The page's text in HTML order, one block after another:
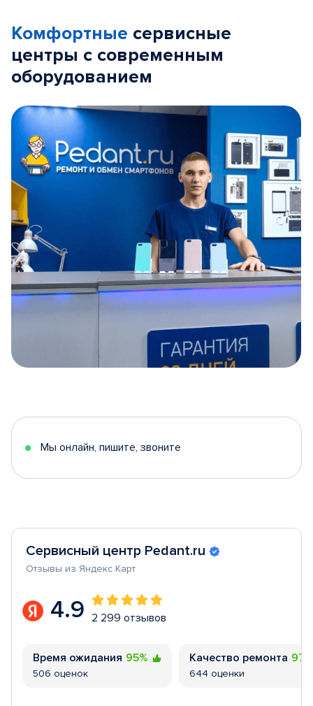
Комфортные сервисные
центры с современным
оборудованием
5
Мы онлайн, пишите, звоните
Сервисный центр Pedant.ru
Отзывы из Яндекс Карт
4.9 2 299 отзывов
Время ожидания 95%
506 оценок
Качество ремонта
644 оценки